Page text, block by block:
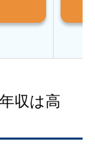
収は高